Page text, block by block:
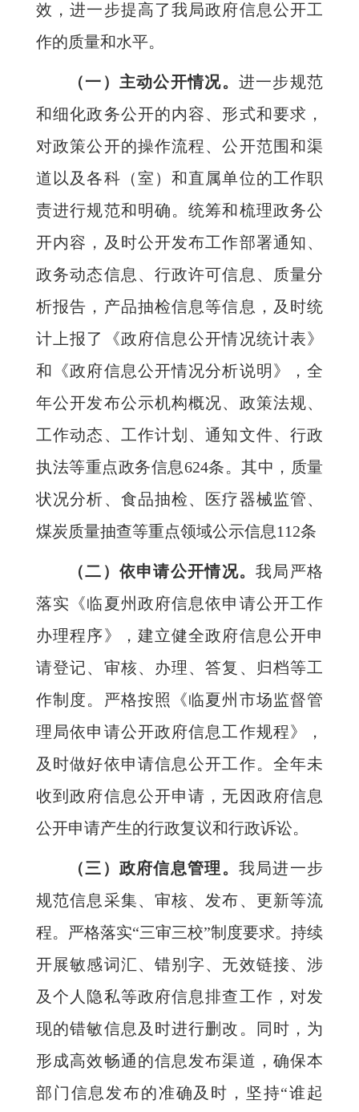
效，进一步提高了我局政府信息公开工
作的质量和水平。
（一）主动公开情况。 进一步规范
和细化政务公开的内容、形式和要求，
对政策公开的操作流程、公开范围和渠
道以及各科（室）和直属单位的工作职
责进行规范和明确。统筹和梳理政务公
开内容，及时公开发布工作部署通知、
政务动态信息、行政许可信息、质量分
析报告，产品抽检信息等信息，及时统
计上报了《政府信息公开情况统计表》
和《政府信息公开情况分析说明》，全
年公开发布公示机构概况、政策法规、
工作动态、工作计划、通知文件、行政
执法等重点政务信息624条。其中，质量
状况分析、食品抽检、医疗器械监管、
煤炭质量抽查等重点领域公示信息112条
（二）依申请公开情况。我局严格
落实《临夏州政府信息依申请公开工作
办理程序》，建立健全政府信息公开申
请登记、审核、办理、答复、归档等工
作制度。严格按照《临夏州市场监督管
理局依申请公开政府信息工作规程》，
及时做好依申请信息公开工作。全年未
收到政府信息公开申请，无因政府信息
公开申请产生的行政复议和行政诉讼。
（三）政府信息管理。 我局进一步
规范信息采集、审核、发布、更新等流
程。严格落实“三审三校”制度要求。持续
开展敏感词汇、错别字、无效链接、涉
及个人隐私等政府信息排查工作，对发
现的错敏信息及时进行删改。同时，为
形成高效畅通的信息发布渠道，确保本
部门信息发布的准确及时，坚持“谁起